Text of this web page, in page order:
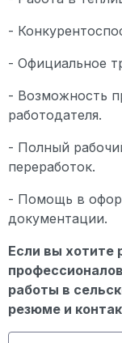
-
- Официальное
- Возможность
работодателя.
- Полный
переработок.
- Помощь в
документации.
Если вы хотите
работы в
резюме и